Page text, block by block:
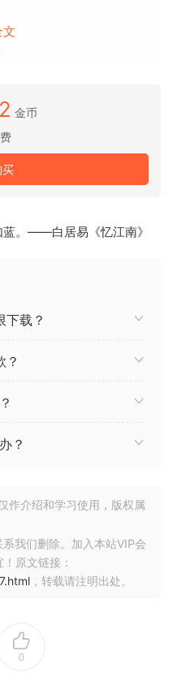
software and hardware
文
2 金币
买
蓝。——白居易《忆江南》
下载？
？
？
作介绍和学习使用，版权属
我们删除。加入本站VIP会
原文链接：
，转载请注明出处。
0